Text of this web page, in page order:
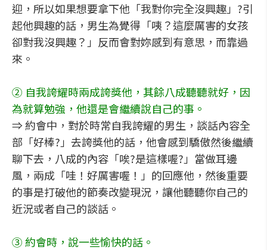
迎，所以如果想要拿下他「我對你完全沒興趣」?引
起他興趣的話，男生為覺得「咦？這麼厲害的女孩
卻對我沒興趣？」反而會對妳感到有意思，而靠過
來。
② 自我誇耀時兩成誇獎他，其餘八成聽聽就好，因
為就算勉強，他還是會繼續說自己的事。
⇒ 約會中，對於時常自我誇耀的男生，談話內容全
部「好棒?」去誇獎他的話，他會感到驕傲然後繼續
聊下去，八成的內容「唉?是這樣喔?」當做耳邊
風，兩成「哇！好厲害喔！」的回應他，然後重要
的事是打破他的節奏改變現況，讓他聽聽你自己的
近況或者自己的談話。
③ 約會時，說一些愉快的話。